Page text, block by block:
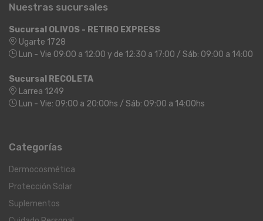
Nuestras sucursales
Sucursal OLIVOS - RETIRO EXPRESS
Ugarte 1728
Lun - Vie 09:00 a 12:00 y de 12:30 a 17:00 / Sáb: 09:00 a 14:00
Sucursal RECOLETA
Larrea 1249
Lun - Vie: 09:00 a 20:00hs / Sáb: 09:00 a 14:00hs
Categorías
Dermocosmética
Protección Solar
Suplementos